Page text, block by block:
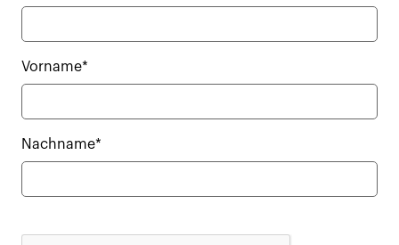
Vorname*
Nachname*